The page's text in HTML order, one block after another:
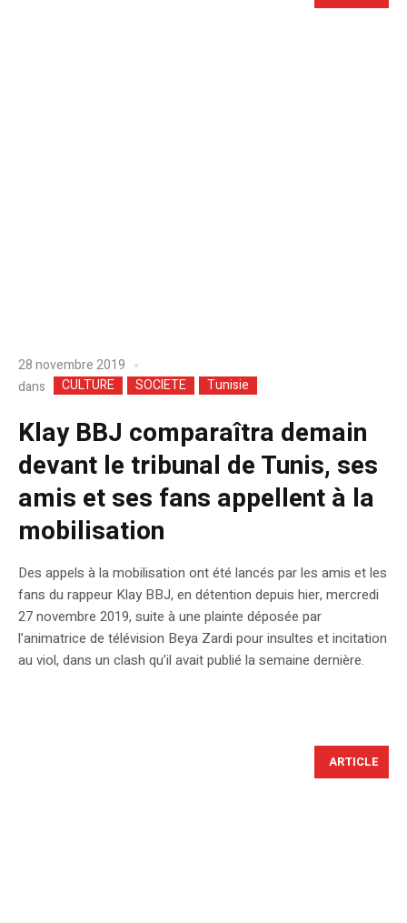
28 novembre 2019
dans
CULTURE SOCIETE Tunisie
Klay BBJ comparaîtra demain
devant le tribunal de Tunis, ses
amis et ses fans appellent à la
mobilisation
Des appels à la mobilisation ont été lancés par les amis et les
fans du rappeur Klay BBJ, en détention depuis hier, mercredi
27 novembre 2019, suite à une plainte déposée par
l’animatrice de télévision Beya Zardi pour insultes et incitation
au viol, dans un clash qu’il avait publié la semaine dernière.
ARTICLE